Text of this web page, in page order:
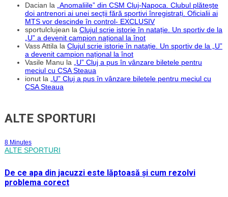
Dacian la
„Anomaliile” din CSM Cluj-Napoca. Clubul plătește
doi antrenori ai unei secții fără sportivi înregistrați. Oficialii ai
MTS vor descinde în control- EXCLUSIV
sportulclujean la Clujul scrie istorie în natație. Un sportiv de la
„U” a devenit campion național la înot
Vass Attila la Clujul scrie istorie în natație. Un sportiv de la „U”
a devenit campion național la înot
Vasile Manu la
„U” Cluj a pus în vânzare biletele pentru
meciul cu CSA Steaua
ionut la
„U” Cluj a pus în vânzare biletele pentru meciul cu
CSA Steaua
ALTE SPORTURI
8 Minutes
ALTE SPORTURI
De ce apa din jacuzzi este lăptoasă și cum rezolvi
problema corect